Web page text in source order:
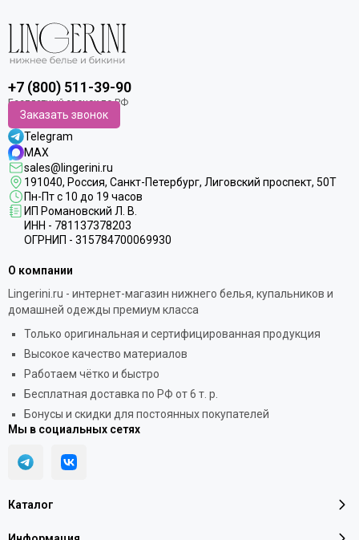
+7 (800) 511-39-90
Заказать звонок
Telegram
MAX
sales@lingerini.ru
191040, Россия, Санкт-Петербург, Лиговский проспект, 50Т
Пн-Пт с 10 до 19 часов
ИП Романовский Л. В.
ИНН - 781137378203
ОГРНИП - 315784700069930
Каталог
О компании
Lingerini.ru - интернет-магазин нижнего белья, купальников и
домашней одежды премиум класса
Только оригинальная и сертифицированная продукция
Высокое качество материалов
Работаем чётко и быстро
Бесплатная доставка по РФ от 6 т. р.
Бонусы и скидки для постоянных покупателей
Мы в социальных сетях